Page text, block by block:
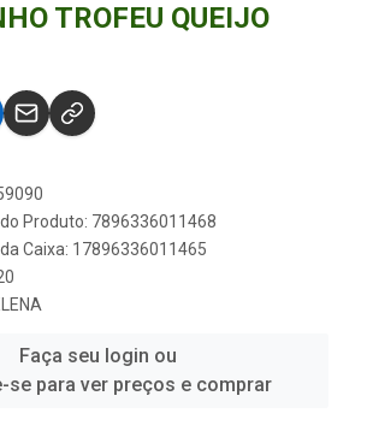
TROFEU QUEIJO
Produto: 7896336011468
Caixa: 17896336011465
Faça seu login ou
se para ver preços e comprar